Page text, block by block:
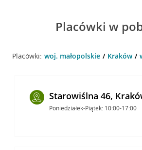
Placówki w
Placówki: woj. małopolskie Kraków
Starowiślna 46,
Poniedziałek-Piątek: 10:00-17:00